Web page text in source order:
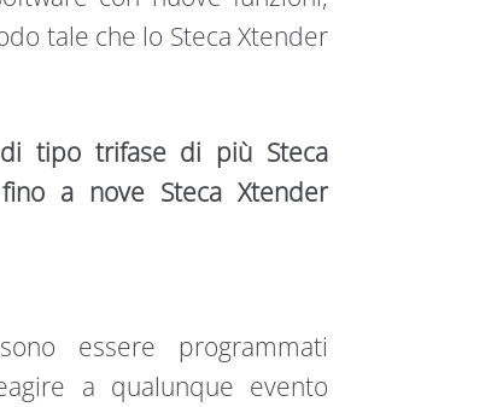
tale che lo Steca Xtender
tipo trifase di più Steca
a nove Steca Xtender
essere programmati
a qualunque evento